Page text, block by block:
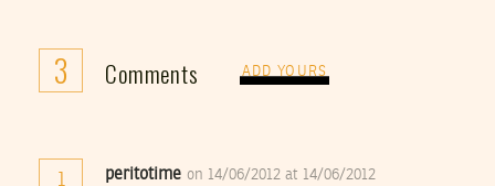
3 Comments ADD YOURS
1 peritotime on 14/06/2012 at 14/06/2012